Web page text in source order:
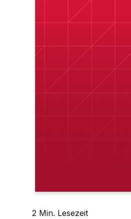
2 Min. Lesezeit